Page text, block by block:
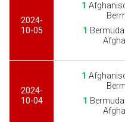
2024-
10-05
1
1
2024-
10-04
1
1